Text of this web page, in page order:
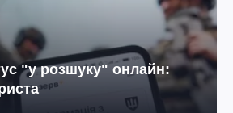
"у розшуку" онлайн: